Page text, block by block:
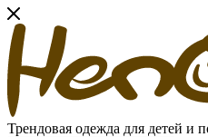
Трендовая одежда для детей и